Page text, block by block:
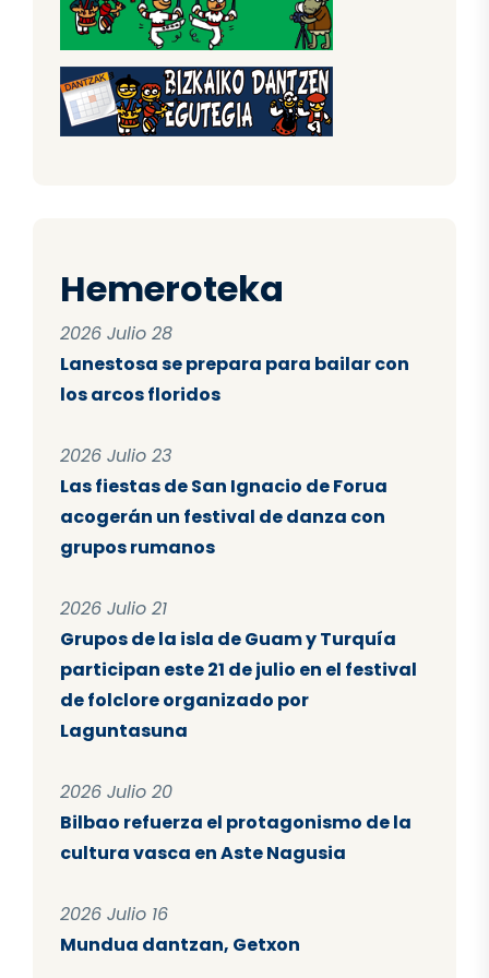
Hemeroteka
2026 Julio 28
Lanestosa se prepara para bailar con
los arcos floridos
2026 Julio 23
Las fiestas de San Ignacio de Forua
acogerán un festival de danza con
grupos rumanos
2026 Julio 21
Grupos de la isla de Guam y Turquía
participan este 21 de julio en el festival
de folclore organizado por
Laguntasuna
2026 Julio 20
Bilbao refuerza el protagonismo de la
cultura vasca en Aste Nagusia
2026 Julio 16
Mundua dantzan, Getxon